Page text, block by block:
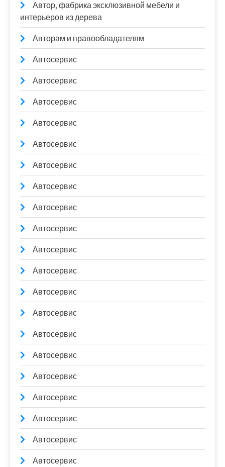
Автор, фабрика эксклюзивной мебели и
интерьеров из дерева
Авторам и правообладателям
Автосервис
Автосервис
Автосервис
Автосервис
Автосервис
Автосервис
Автосервис
Автосервис
Автосервис
Автосервис
Автосервис
Автосервис
Автосервис
Автосервис
Автосервис
Автосервис
Автосервис
Автосервис
Автосервис
Автосервис